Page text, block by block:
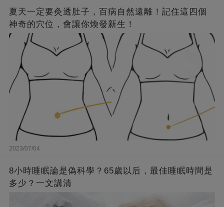
夏天一定要灸透肚子，百病自然遠離！記住這四個
神奇的穴位，會讓你煥發新生！
2023/07/04
8小時睡眠論是偽科學？65歲以后，最佳睡眠時間是
多少？一文講清